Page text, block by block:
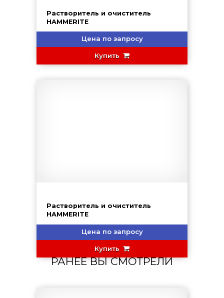
Растворитель и очиститель
HAMMERITE
Цена по запросу
Купить
Растворитель и очиститель
HAMMERITE
Цена по запросу
Купить
РАНЕЕ ВЫ СМОТРЕЛИ